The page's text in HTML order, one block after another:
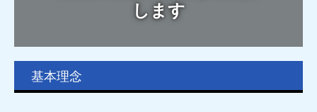
します
基本理念